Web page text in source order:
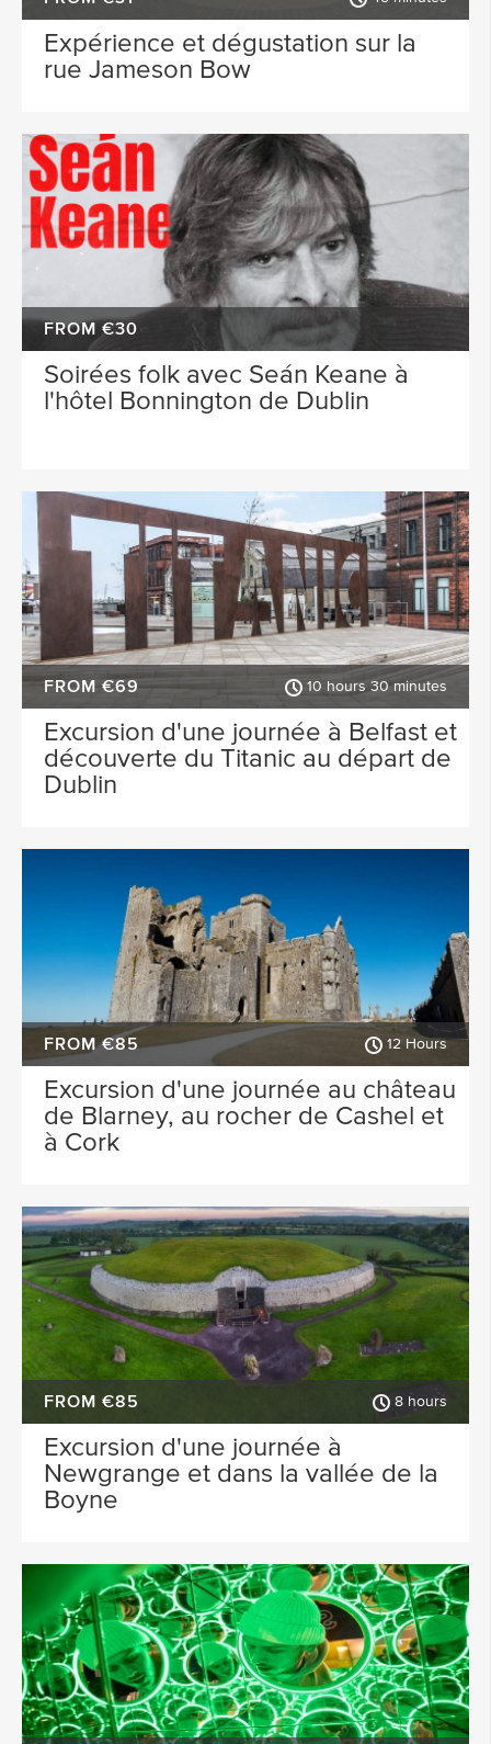
Expérience et dégustation sur la
rue Jameson Bow
FROM €30
Soirées folk avec Seán Keane à
l'hôtel Bonnington de Dublin
FROM €69 10 hours 30 minutes
Excursion d'une journée à Belfast et
découverte du Titanic au départ de
Dublin
FROM €85 12 Hours
Excursion d'une journée au château
de Blarney, au rocher de Cashel et
à Cork
FROM €85 8 hours
Excursion d'une journée à
Newgrange et dans la vallée de la
Boyne